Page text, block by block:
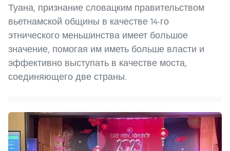
Туана, признание словацким правительством
вьетнамской общины в качестве 14-го
этнического меньшинства имеет большое
значение, помогая им иметь больше власти и
эффективно выступать в качестве моста,
соединяющего две страны.